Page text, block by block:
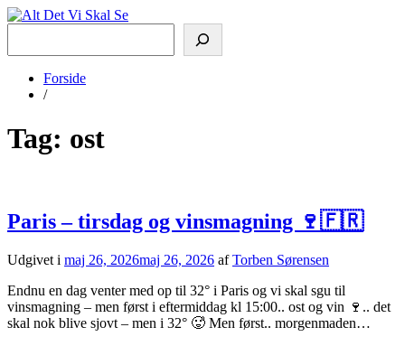
Forside
/
Tag: ost
Paris – tirsdag og vinsmagning 🍷🇫🇷
Udgivet i maj 26, 2026maj 26, 2026 afTorben Sørensen
Endnu en dag venter med op til 32° i Paris og vi skal sgu til
vinsmagning – men først i eftermiddag kl 15:00.. ost og vin 🍷.. det
skal nok blive sjovt – men i 32° 🥵 Men først.. morgenmaden…